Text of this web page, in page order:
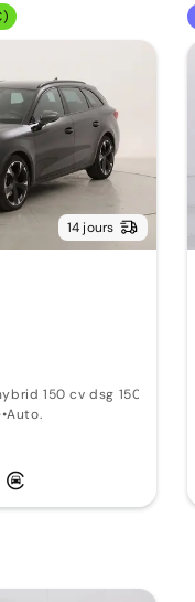
14 jours
150 cv dsg 150 AT
•Auto.